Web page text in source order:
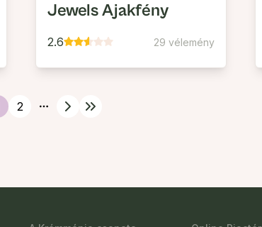
Jewels Ajakfény
2.6 29 vélemény
2
More pages